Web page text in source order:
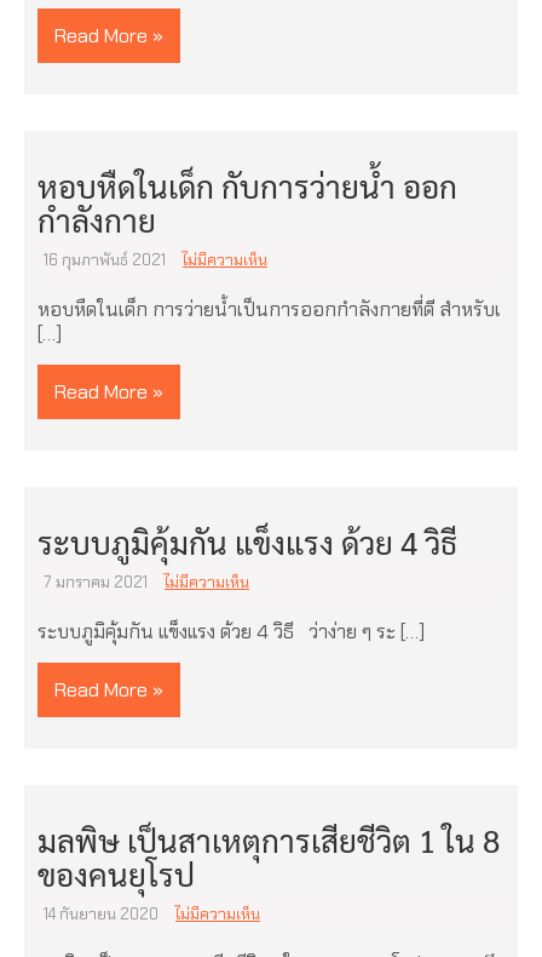
Read More »
หอบหืดในเด็ก กับการว่ายน้ำ ออก
กำลังกาย
16 กุมภาพันธ์ 2021 ไม่มีความเห็น
หอบหืดในเด็ก การว่ายน้ำเป็นการออกกําลังกายที่ดี สำหรับเ
[…]
Read More »
ระบบภูมิคุ้มกัน แข็งแรง ด้วย 4 วิธี
7 มกราคม 2021 ไม่มีความเห็น
ระบบภูมิคุ้มกัน แข็งแรง ด้วย 4 วิธี ว่าง่าย ๆ ระ […]
Read More »
มลพิษ เป็นสาเหตุการเสียชีวิต 1 ใน 8
ของคนยุโรป
14 กันยายน 2020 ไม่มีความเห็น